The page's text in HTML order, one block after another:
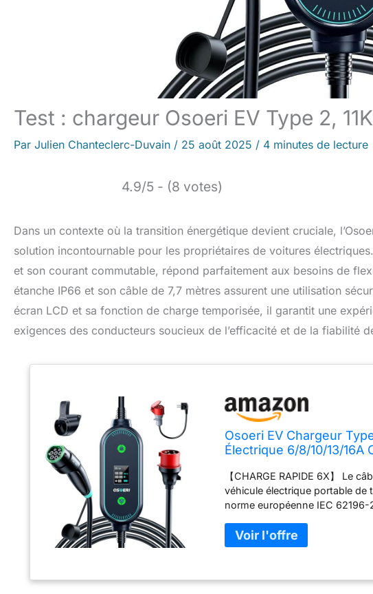
Test : chargeur Osoeri EV Type 2,
Par Julien Chanteclerc-Duvain / 25 août 2025 / 4 minutes de lecture
4.9/5 - (8 votes)
Dans un contexte où la transition énergétique devient cruciale,
solution incontournable pour les propriétaires de voitures
et son courant commutable, répond parfaitement aux besoins de
étanche IP66 et son câble de 7,7 mètres assurent une utilisation
écran LCD et sa fonction de charge temporisée, il garantit une
exigences des conducteurs soucieux de l’efficacité et de la fiabilité
Osoeri EV Chargeur
Électrique 6/8/10/13/16A
【CHARGE RAPIDE 6X】 Le
véhicule électrique portable
norme européenne IEC
de niveau 1, adaptée pour la
électriques hybrides 【ÉCRAN
charge et de résoudre les